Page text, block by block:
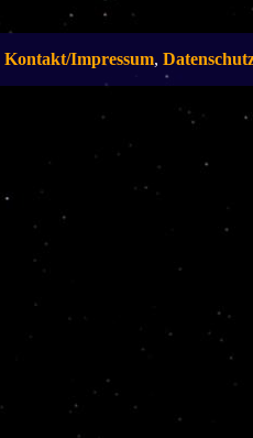
Kontakt/Impressum,